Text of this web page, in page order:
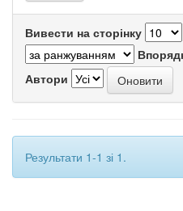
Вивести на сторінку
Автори
Результати 1-1 зі 1.